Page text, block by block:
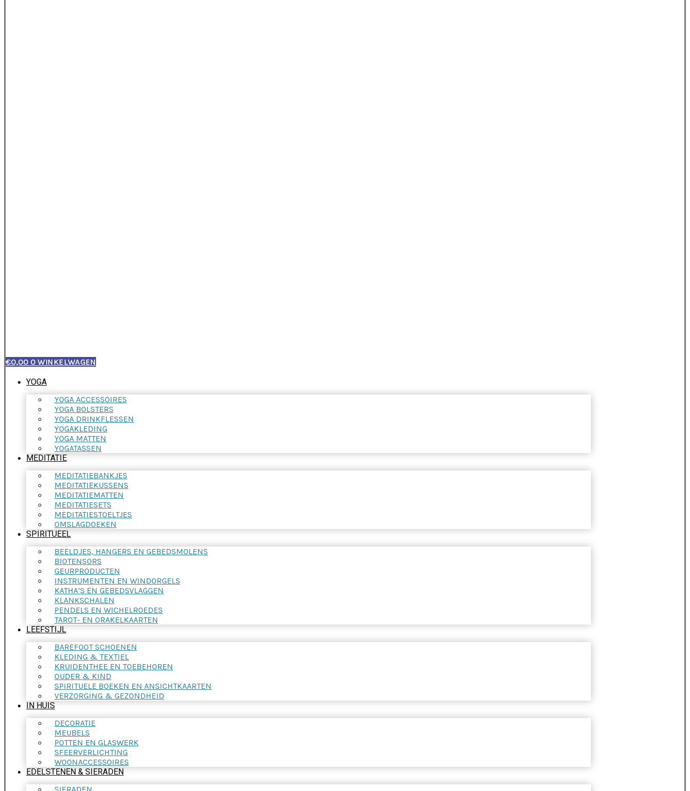
€0,00 0 WINKELWAGEN
YOGA
YOGA ACCESSOIRES
YOGA BOLSTERS
YOGA DRINKFLESSEN
YOGAKLEDING
YOGA MATTEN
YOGATASSEN
MEDITATIE
MEDITATIEBANKJES
MEDITATIEKUSSENS
MEDITATIEMATTEN
MEDITATIESETS
MEDITATIESTOELTJES
OMSLAGDOEKEN
SPIRITUEEL
BEELDJES, HANGERS EN GEBEDSMOLENS
BIOTENSORS
GEURPRODUCTEN
INSTRUMENTEN EN WINDORGELS
KATHA’S EN GEBEDSVLAGGEN
KLANKSCHALEN
PENDELS EN WICHELROEDES
TAROT- EN ORAKELKAARTEN
LEEFSTIJL
BAREFOOT SCHOENEN
KLEDING & TEXTIEL
KRUIDENTHEE EN TOEBEHOREN
OUDER & KIND
SPIRITUELE BOEKEN EN ANSICHTKAARTEN
VERZORGING & GEZONDHEID
IN HUIS
DECORATIE
MEUBELS
POTTEN EN GLASWERK
SFEERVERLICHTING
WOONACCESSOIRES
EDELSTENEN & SIERADEN